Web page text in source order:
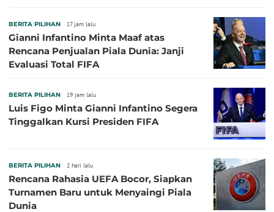
BERITA PILIHAN 17 jam lalu
Gianni Infantino Minta Maaf atas
Rencana Penjualan Piala Dunia: Janji
Evaluasi Total FIFA
BERITA PILIHAN 19 jam lalu
Luis Figo Minta Gianni Infantino Segera
Tinggalkan Kursi Presiden FIFA
BERITA PILIHAN 2 hari lalu
Rencana Rahasia UEFA Bocor, Siapkan
Turnamen Baru untuk Menyaingi Piala
Dunia